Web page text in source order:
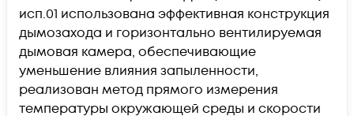
исп.01 использована эффективная конструкция
дымозахода и горизонтально вентилируемая
дымовая камера, обеспечивающие
уменьшение влияния запыленности,
реализован метод прямого измерения
температуры окружающей среды и скорости